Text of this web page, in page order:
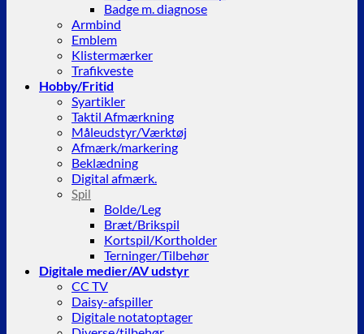
Badge m. diagnose
Armbind
Emblem
Klistermærker
Trafikveste
Hobby/Fritid
Syartikler
Taktil Afmærkning
Måleudstyr/Værktøj
Afmærk/markering
Beklædning
Digital afmærk.
Spil
Bolde/Leg
Bræt/Brikspil
Kortspil/Kortholder
Terninger/Tilbehør
Digitale medier/AV udstyr
CC TV
Daisy-afspiller
Digitale notatoptager